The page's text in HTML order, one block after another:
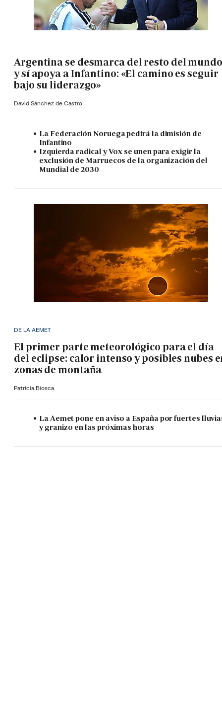
Argentina se desmarca del resto del mundo
y sí apoya a Infantino: «El camino es seguir
bajo su liderazgo»
David Sánchez de Castro
La Federación Noruega pedirá la dimisión de
Infantino
Izquierda radical y Vox se unen para exigir la
exclusión de Marruecos de la organización del
Mundial de 2030
DE LA AEMET
El primer parte meteorológico para el día
del eclipse: calor intenso y posibles nubes
zonas de montaña
Patricia Biosca
La Aemet pone en aviso a España por fuertes
y granizo en las próximas horas